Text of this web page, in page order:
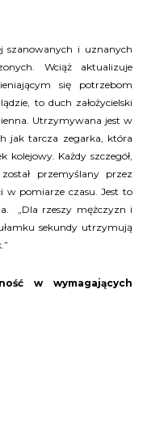
szanowanych i uznanych
Wciąż aktualizuje
się potrzebom
to duch założycielski
Utrzymywana jest w
jak tarcza zegarka, która
Każdy szczegół,
przemyślany przez
w pomiarze czasu. Jest to
„Dla rzeszy mężczyzn i
sekundy utrzymują
w wymagających